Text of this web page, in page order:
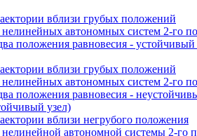
вблизи грубых положений
нелинейных автономных систем 2-го
положения равновесия -
вблизи грубых положений
нелинейных автономных систем 2-го
положения равновесия -
узел)
вблизи негрубого положения
нелинейной автономной системы 2-го